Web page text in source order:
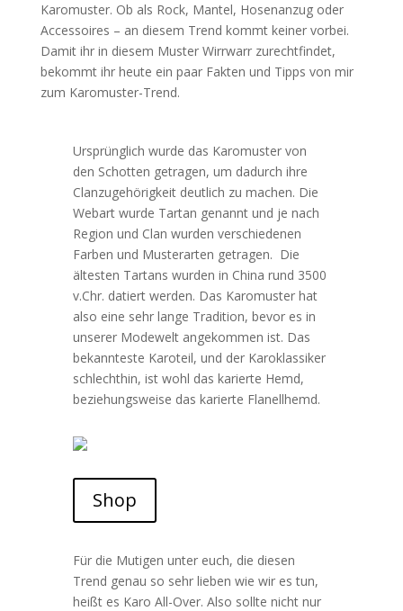
Karomuster. Ob als Rock, Mantel, Hosenanzug oder
Accessoires – an diesem Trend kommt keiner vorbei.
Damit ihr in diesem Muster Wirrwarr zurechtfindet,
bekommt ihr heute ein paar Fakten und Tipps von mir
zum Karomuster-Trend.
Ursprünglich wurde das Karomuster von
den Schotten getragen, um dadurch ihre
Clanzugehörigkeit deutlich zu machen. Die
Webart wurde Tartan genannt und je nach
Region und Clan wurden verschiedenen
Farben und Musterarten getragen. Die
ältesten Tartans wurden in China rund 3500
v.Chr. datiert werden. Das Karomuster hat
also eine sehr lange Tradition, bevor es in
unserer Modewelt angekommen ist. Das
bekannteste Karoteil, und der Karoklassiker
schlechthin, ist wohl das karierte Hemd,
beziehungsweise das karierte Flanellhemd.
Shop
Für die Mutigen unter euch, die diesen
Trend genau so sehr lieben wie wir es tun,
heißt es Karo All-Over. Also sollte nicht nur